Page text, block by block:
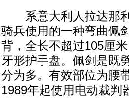
系意大利人拉达那利
骑兵使用的一种弯曲佩
背，全长不超过105厘
牙形护手盘。佩剑是既
分为多。有效部位为腰
1989年起使用电动裁判